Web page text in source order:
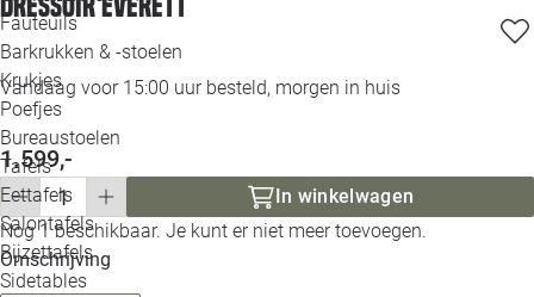
Fauteuils
Barkrukken & -stoelen
Krukjes
Poefjes
Bureaustoelen
Tafels
Eettafels
Salontafels
Bijzettafels
Sidetables
Dressoir Everett
Vandaag voor 15:00 uur besteld, morgen in huis
1.599,-
In winkelwagen
Nog 1 beschikbaar. Je kunt er niet meer toevoegen.
Omschrijving